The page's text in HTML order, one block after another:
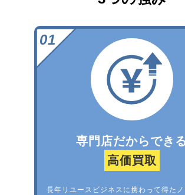
専門店だからできる
高価買取
長年リユースビジネスに携わって得た